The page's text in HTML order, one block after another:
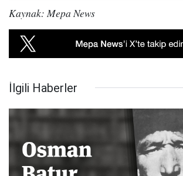
Kaynak: Mepa News
İlgili Haberler